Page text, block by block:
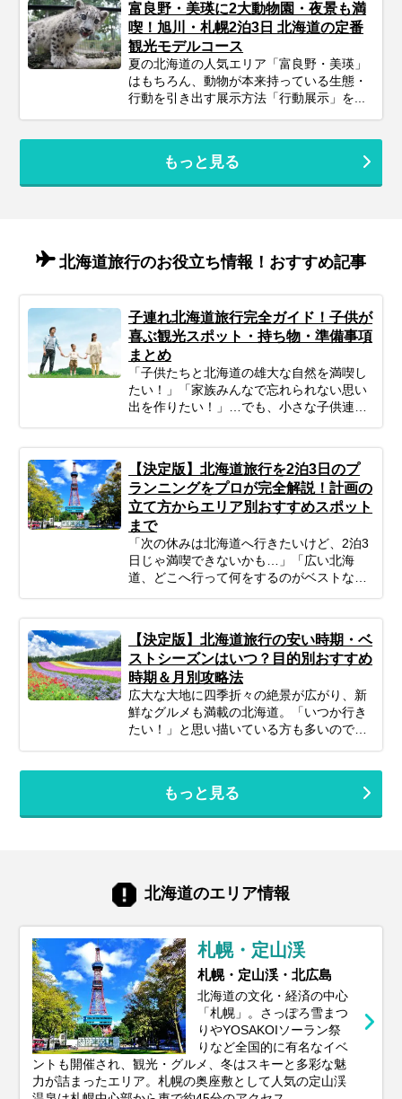
富良野・美瑛に2大動物園・夜景も満
喫！旭川・札幌2泊3日 北海道の定番
観光モデルコース
夏の北海道の人気エリア「富良野・美瑛」
はもちろん、動物が本来持っている生態・
行動を引き出す展示方法「行動展示」を...
もっと見る
北海道旅行のお役立ち情報！おすすめ記事
子連れ北海道旅行完全ガイド！子供が
喜ぶ観光スポット・持ち物・準備事項
まとめ
「子供たちと北海道の雄大な自然を満喫し
たい！」「家族みんなで忘れられない思い
出を作りたい！」…でも、小さな子供連れ
計画すれば、子連れ北海道旅行は最高の体
験になります。 この記事では、子連れファ
ミリーが北海道旅行を思いっきり楽しむた
めの、計画の立て方の基本から、子供が絶
対喜ぶおすすめスポット＆アクティビテ
ィ、ホテル選びの秘訣、そしてあると便利
な持ち物や注意点まで、パパママ目線で徹
る北海道旅行を実現しましょう♪
【決定版】北海道旅行を2泊3日のプ
ランニングをプロが完全解説！計画の
立て方からエリア別おすすめスポット
まで
「次の休みは北海道へ行きたいけど、2泊3
日じゃ満喫できないかも…」「広い北海
道、どこへ行って何をするのがベストな
な自然、美味しいグルメ、心癒される景色
をたっぷり楽しむことは可能です！この記
事では、忙しいあなたのために、2泊3日の
北海道旅行を最大限に楽しむための計画の
立て方から、エリア別の魅力、旅を充実さ
せるための秘訣まで、ぎゅっと凝縮してお
届けします。あなただけの特別な北海道旅
行を実現するためのヒントを見つけて、最
【決定版】北海道旅行の安い時期・ベ
ストシーズンはいつ？目的別おすすめ
時期＆月別攻略法
広大な大地に四季折々の絶景が広がり、新
鮮なグルメも満載の北海道。「いつか行き
たい！」と思い描いている方も多いのでは
シーズンはいつ？」と迷ってしまいますよ
ね。北海道は訪れる季節によって、気候は
い！」という想いを叶えるためには、ベス
トシーズン選びがとても重要。この記事で
るコツまで、北海道旅行を120%楽しむた
めの情報をお届けします！
もっと見る
北海道のエリア情報
札幌・定山渓
札幌・定山渓・北広島
北海道の文化・経済の中心
「札幌」。さっぽろ雪まつ
りやYOSAKOIソーラン祭
りなど全国的に有名なイベ
ントも開催され、観光・グルメ、冬はスキーと多彩な魅
力が詰まったエリア。札幌の奥座敷として人気の定山渓